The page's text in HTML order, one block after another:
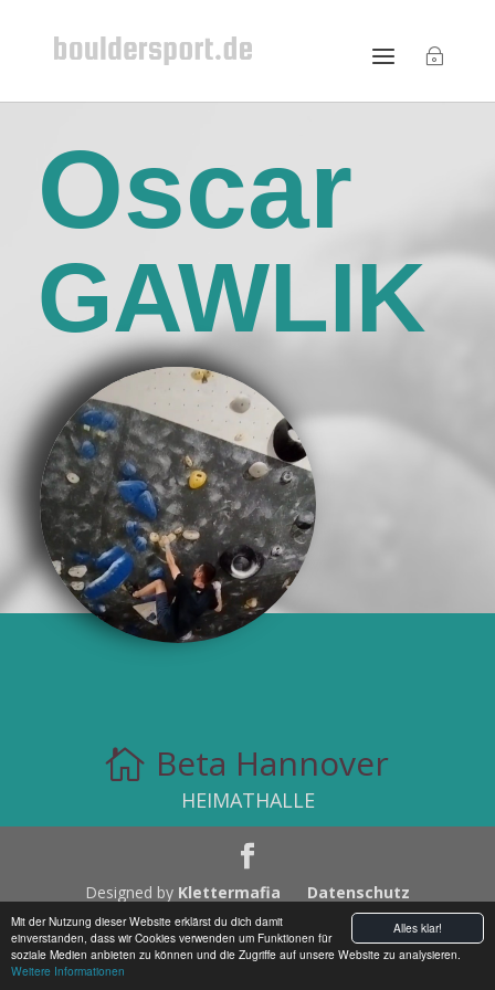
Alles klar!
Mit der Nutzung dieser Website erklärst du dich damit
einverstanden, dass wir Cookies verwenden um Funktionen für
soziale Medien anbieten zu können und die Zugriffe auf unsere Website zu analysieren.
Weitere Informationen
Oscar
GAWLIK
 Beta Hannover
HEIMATHALLE
Designed by Klettermafia
Datenschutz
Impressum